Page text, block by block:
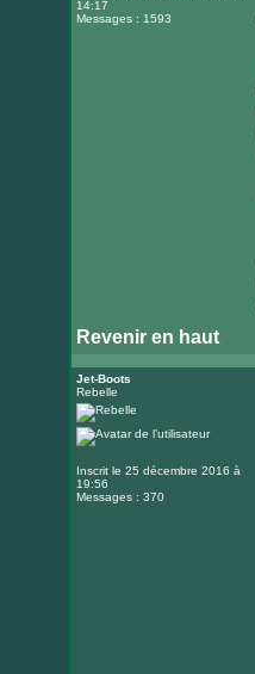
14:17
Messages : 1593
Revenir en haut
Jet-Boots
Rebelle
Inscrit le 25 décembre 2016 à
19:56
Messages : 370